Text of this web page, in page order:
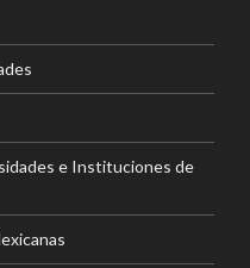
e Instituciones de